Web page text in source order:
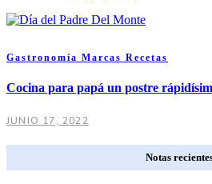
Gastronomía Marcas Recetas
Cocina para papá un postre
JUNIO 17, 2022
Notas